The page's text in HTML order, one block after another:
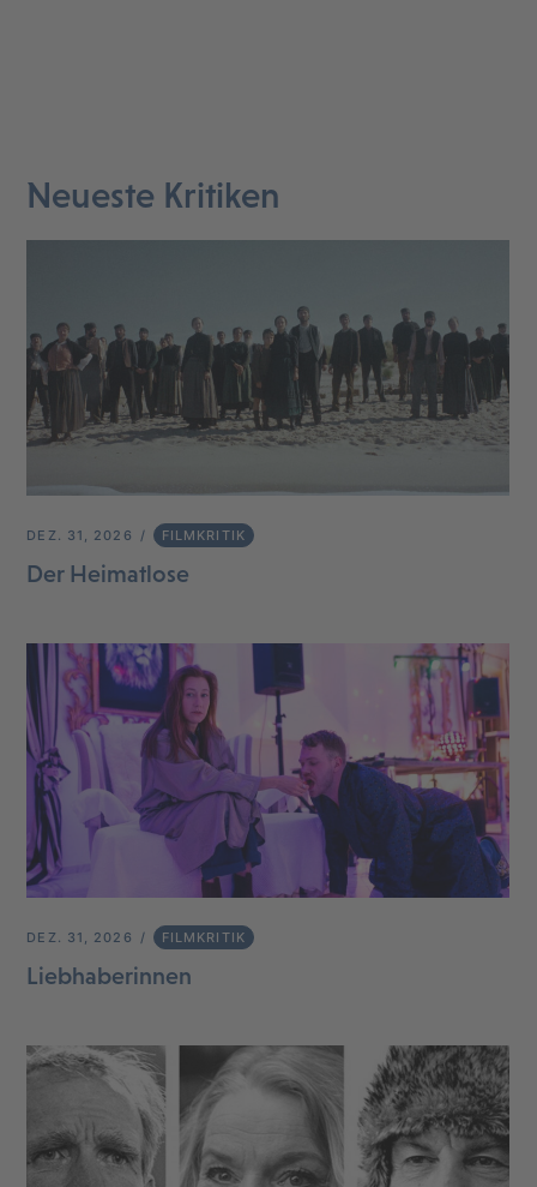
Neueste Kritiken
DEZ. 31, 2026 FILMKRITIK
Der Heimatlose
DEZ. 31, 2026 FILMKRITIK
Liebhaberinnen